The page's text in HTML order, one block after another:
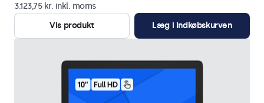
3.123,75 kr. inkl. moms
Vis produkt
Læg i indkøbskurven